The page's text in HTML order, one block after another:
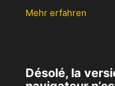
Mehr erfahren
Désolé, la